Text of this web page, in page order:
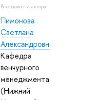
Все новости автора
Пимонова
Светлана
Александровна
Кафедра
венчурного
менеджмента
(Нижний